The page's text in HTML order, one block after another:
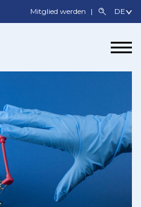
Mitglied werden